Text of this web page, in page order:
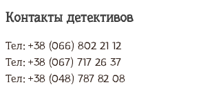
Контакты детективов
Тел: +38 (066) 802 21 12
Тел: +38 (067) 717 26 37
Тел: +38 (048) 787 82 08